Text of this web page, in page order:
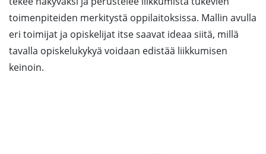
toimenpiteiden merkitystä oppilaitoksissa. Mallin avulla
eri toimijat ja opiskelijat itse saavat ideaa siitä, millä
tavalla opiskelukykyä voidaan edistää liikkumisen
keinoin.